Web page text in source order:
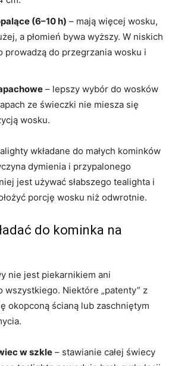
(6–10 h) – mają więcej wosku,
a płomień bywa wyższy. W niskich
prowadzą do przegrzania wosku i
– lepszy wybór do wosków
ze świeczki nie miesza się
wosku.
wkładane do małych kominków
dymienia i przypalonego
jest używać słabszego tealighta i
porcję wosku niż odwrotnie.
do kominka na
nie jest piekarnikiem ani
wszystkiego. Niektóre „patenty” z
okopconą ścianą lub zaschniętym
w szkle – stawianie całej świecy